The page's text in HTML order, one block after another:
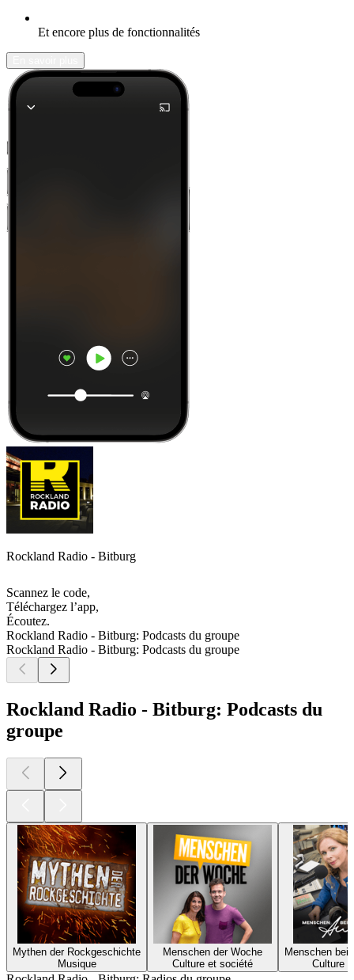
Et encore plus de fonctionnalités
Rockland Radio - Bitburg
Scannez le code,
Téléchargez l’app,
Écoutez.
Rockland Radio - Bitburg: Podcasts du groupe
Rockland Radio - Bitburg: Podcasts du groupe
Rockland Radio - Bitburg: Podcasts du
groupe
Mythen der Rockgeschichte
Musique
Menschen der Woche
Culture et société
Menschen bei
Culture